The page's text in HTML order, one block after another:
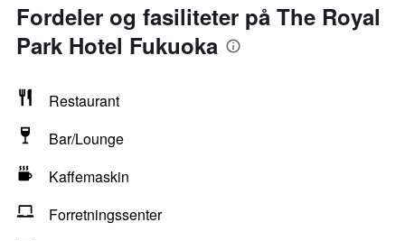
Fordeler og fasiliteter på The Royal
Park Hotel Fukuoka
Restaurant
Bar/Lounge
Kaffemaskin
Forretningssenter